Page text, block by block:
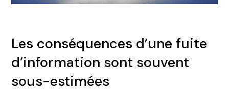
Les conséquences d’une fuite
d’information sont souvent
sous-estimées